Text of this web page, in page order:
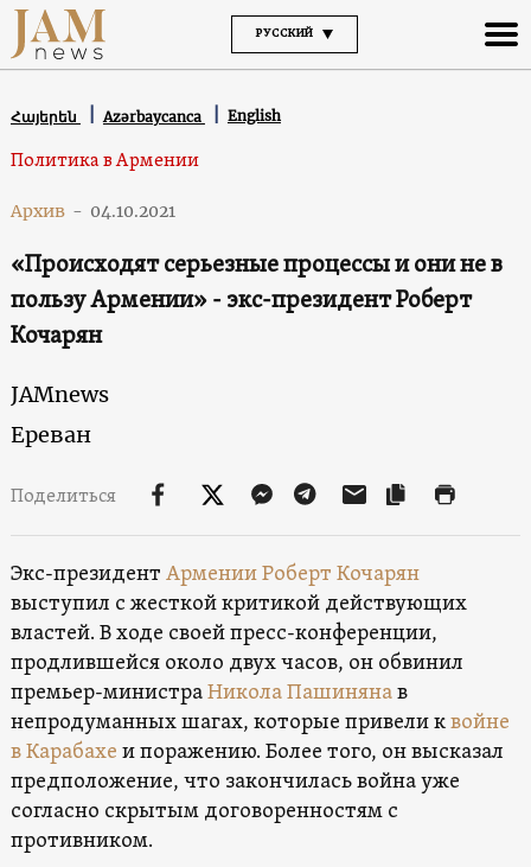
РУССКИЙ
Հայերեն Azərbaycanca English
Политика в Армении
Архив - 04.10.2021
«Происходят серьезные процессы и они не в
пользу Армении» - экс-президент Роберт
Кочарян
JAMnews
Ереван
Поделиться
Экс-президент АрменииРоберт Кочарян
выступил с жесткой критикой действующих
властей. В ходе своей пресс-конференции,
продлившейся около двух часов, он обвинил
премьер-министраНикола Пашинянав
непродуманных шагах, которые привели квойне
в Карабахе и поражению. Более того, он высказал
предположение, что закончилась война уже
согласно скрытым договоренностям с
противником.